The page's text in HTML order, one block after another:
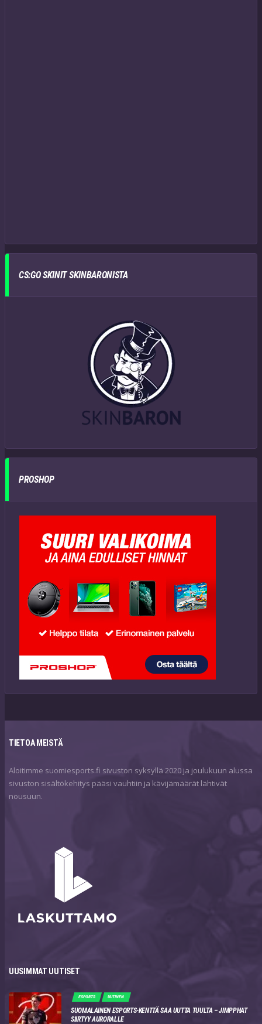
CS:GO SKINIT SKINBARONISTA
PROSHOP
TIETOA MEISTÄ
Aloitimme suomiesports.fi sivuston syksyllä 2020 ja joulukuun alussa
sivuston sisältökehitys pääsi vauhtiin ja kävijämäärät lähtivät
nousuun.
UUSIMMAT UUTISET
ESPORTS UUTINEN
SUOMALAINEN ESPORTS-KENTTÄ SAA UUTTA TUULTA – JIMPPHAT
SIIRTYY AURORALLE